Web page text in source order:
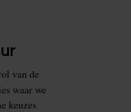
van de
waar we
keuzes